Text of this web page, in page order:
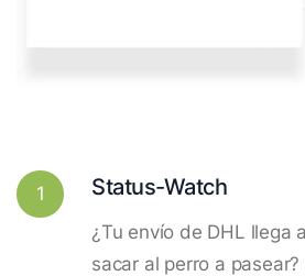
1 Status-Watch
¿Tu envío de DHL llega
sacar al perro a